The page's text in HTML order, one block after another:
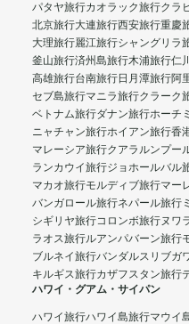
パタヤ旅行カオラック旅行クラ
北京旅行大連旅行西安旅行重慶
大理旅行麗江旅行シャングリラ
釜山旅行済州島旅行木浦旅行仁
高雄旅行台南旅行日月潭旅行阿
セブ島旅行マニラ旅行クラーク
ベトナム旅行ダナン旅行ホーチ
ニャチャン旅行ホイアン旅行香
マレーシア旅行クアラルンプー
ランカウイ旅行ジョホールバル
マカオ旅行モルディブ旅行マー
バンガロール旅行ネパール旅行
シギリヤ旅行コロンボ旅行ヌワ
ラオス旅行ルアンパバーン旅行
ブルネイ旅行バンダルスリブガ
キルギス旅行カザフスタン旅行
ハワイ・グアム・サイパン
ハワイ旅行ハワイ島旅行マウイ